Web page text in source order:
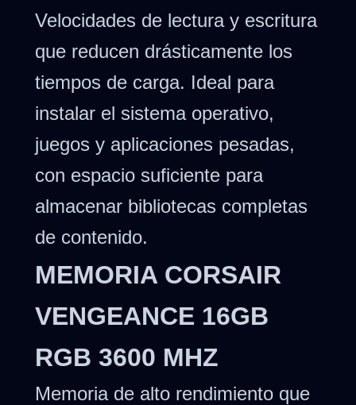
Velocidades de lectura y escritura
que reducen drásticamente los
tiempos de carga. Ideal para
instalar el sistema operativo,
juegos y aplicaciones pesadas,
con espacio suficiente para
almacenar bibliotecas completas
de contenido.
MEMORIA CORSAIR
VENGEANCE 16GB
RGB 3600 MHZ
Memoria de alto rendimiento que